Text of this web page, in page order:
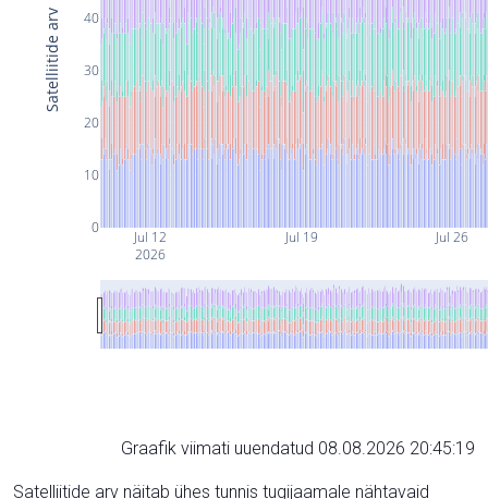
Jul 12
2026
Jul 19 Jul 26
0
10
20
30
40
Satelliitide arv
Graafik viimati uuendatud 08.08.2026 20:45:19
Satelliitide arv näitab ühes tunnis tugijaamale nähtavaid